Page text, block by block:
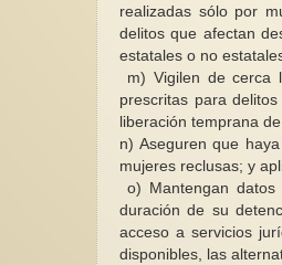
realizadas sólo por
delitos que afectan
estatales o no
m) Vigilen de cerca
prescritas para
liberación temprana
n) Aseguren que
mujeres reclusas; y
o)
Mantengan
duración de su
acceso a servicios
disponibles, las